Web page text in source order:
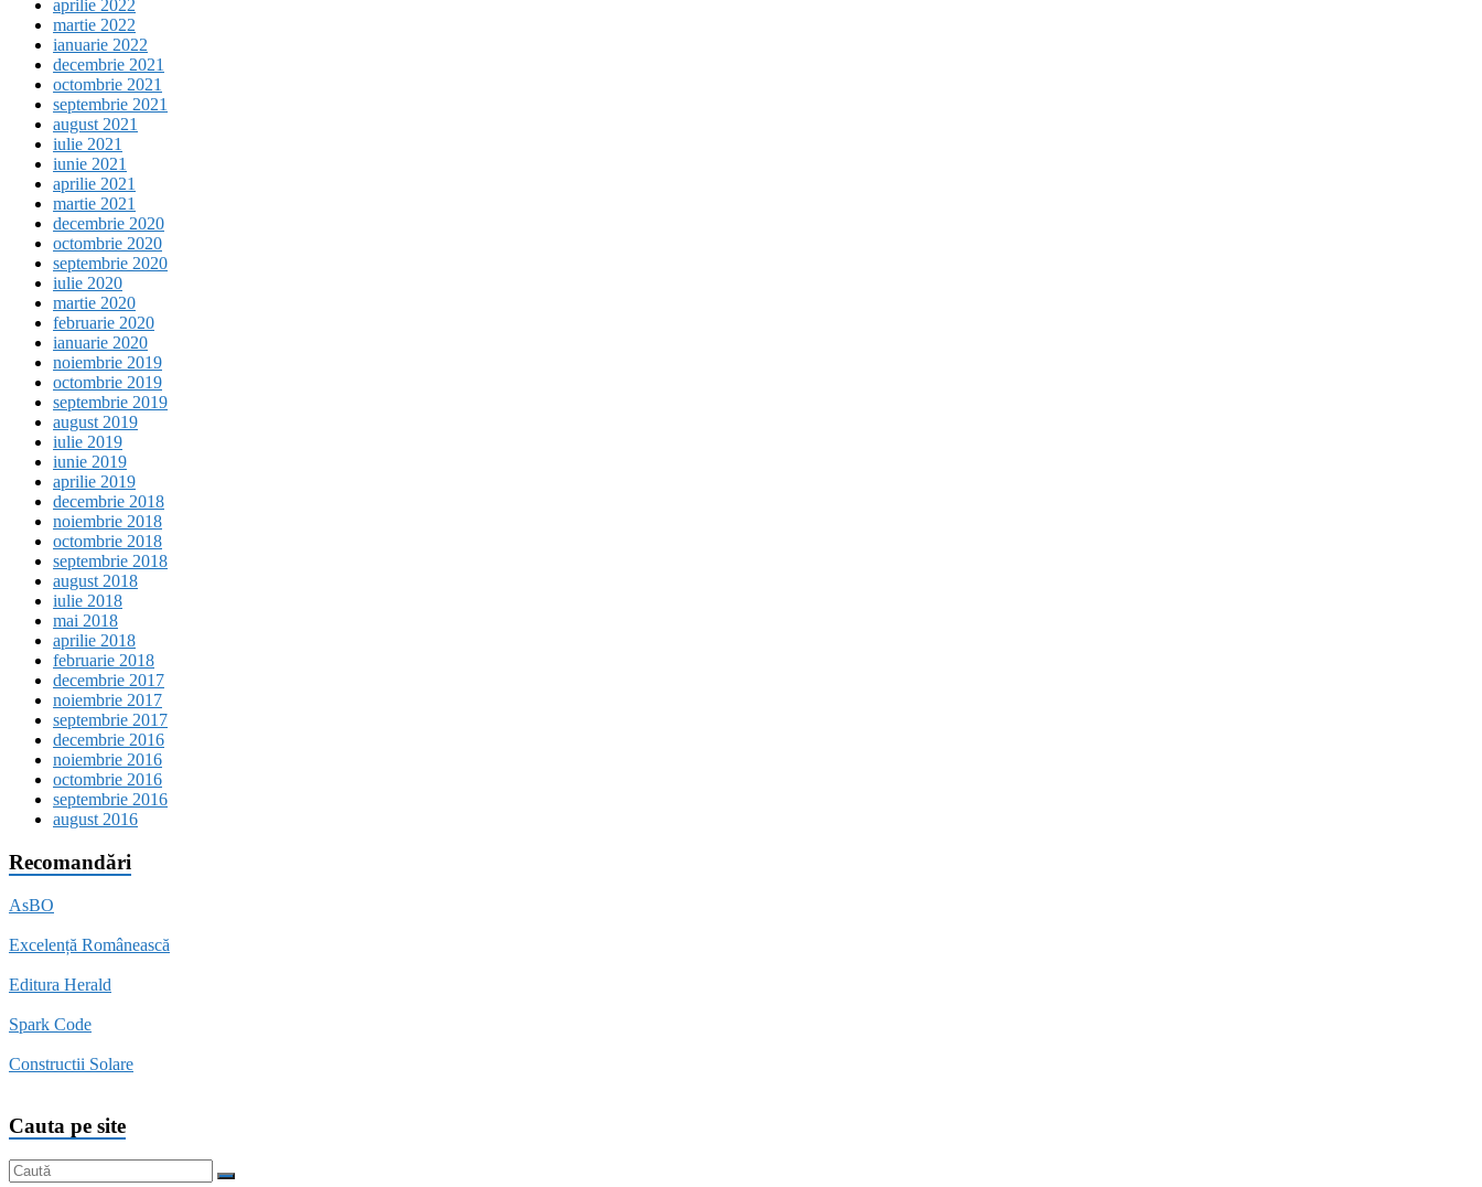
aprilie 2022
martie 2022
ianuarie 2022
decembrie 2021
octombrie 2021
septembrie 2021
august 2021
iulie 2021
iunie 2021
aprilie 2021
martie 2021
decembrie 2020
octombrie 2020
septembrie 2020
iulie 2020
martie 2020
februarie 2020
ianuarie 2020
noiembrie 2019
octombrie 2019
septembrie 2019
august 2019
iulie 2019
iunie 2019
aprilie 2019
decembrie 2018
noiembrie 2018
octombrie 2018
septembrie 2018
august 2018
iulie 2018
mai 2018
aprilie 2018
februarie 2018
decembrie 2017
noiembrie 2017
septembrie 2017
decembrie 2016
noiembrie 2016
octombrie 2016
septembrie 2016
august 2016
Recomandări
AsBO
Excelență Românească
Editura Herald
Spark Code
Constructii Solare
Cauta pe site